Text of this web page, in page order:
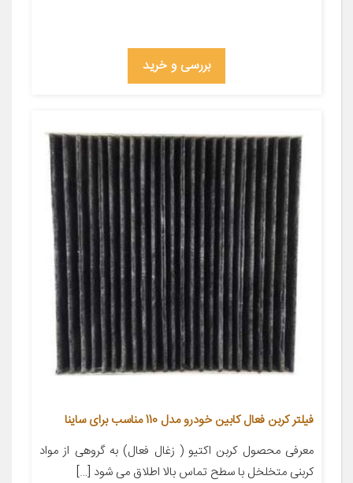
بررسی و خرید
فیلتر کربن فعال کابین خودرو مدل 110 مناسب برای ساینا
معرفی محصول کربن اکتیو ( زغال فعال) به گروهی از مواد
کربنی متخلخل با سطح تماس بالا اطلاق می شود […]